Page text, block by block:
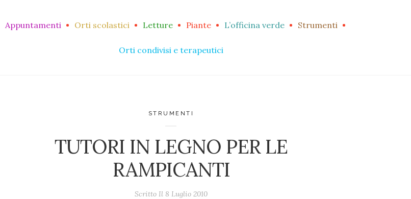
Appuntamenti Orti scolastici Letture Piante L’officina verde Strumenti
Orti condivisi e terapeutici
STRUMENTI
TUTORI IN LEGNO PER LE
RAMPICANTI
Scritto Il 8 Luglio 2010